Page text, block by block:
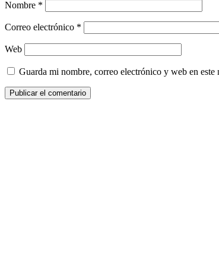
Nombre *
Correo electrónico *
Web
Guarda mi nombre, correo electrónico y web en